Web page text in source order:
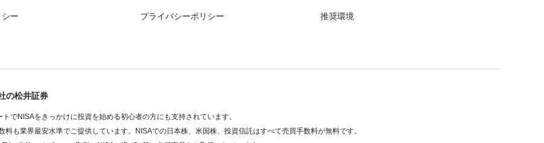
ー プライバシーポリシー 推奨環境
の松井証券
でNISAをきっかけに投資を始める初心者の方にも支持されています。
も業界最安水準でご提供しています。NISAでの日本株、米国株、投資信託はすべて売買手数料が無料です。